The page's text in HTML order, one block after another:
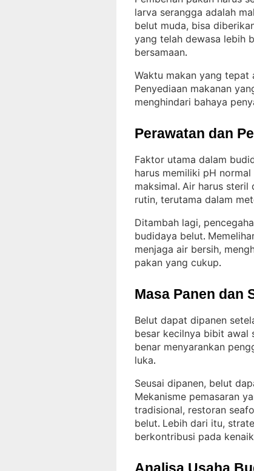
larva serangga adalah
belut muda, bisa
yang telah dewasa lebih
bersamaan.
Waktu makan yang tepat
Penyediaan makanan
menghindari bahaya
Perawatan dan
Faktor utama dalam
harus memiliki pH
maksimal. Air harus steril
rutin, terutama dalam
Ditambah lagi,
budidaya belut.
menjaga air bersih,
pakan yang cukup.
Masa Panen dan
Belut dapat dipanen
besar kecilnya bibit awal
benar menyarankan
luka.
Seusai dipanen, belut
Mekanisme pemasaran
tradisional, restoran
belut. Lebih dari itu,
berkontribusi pada